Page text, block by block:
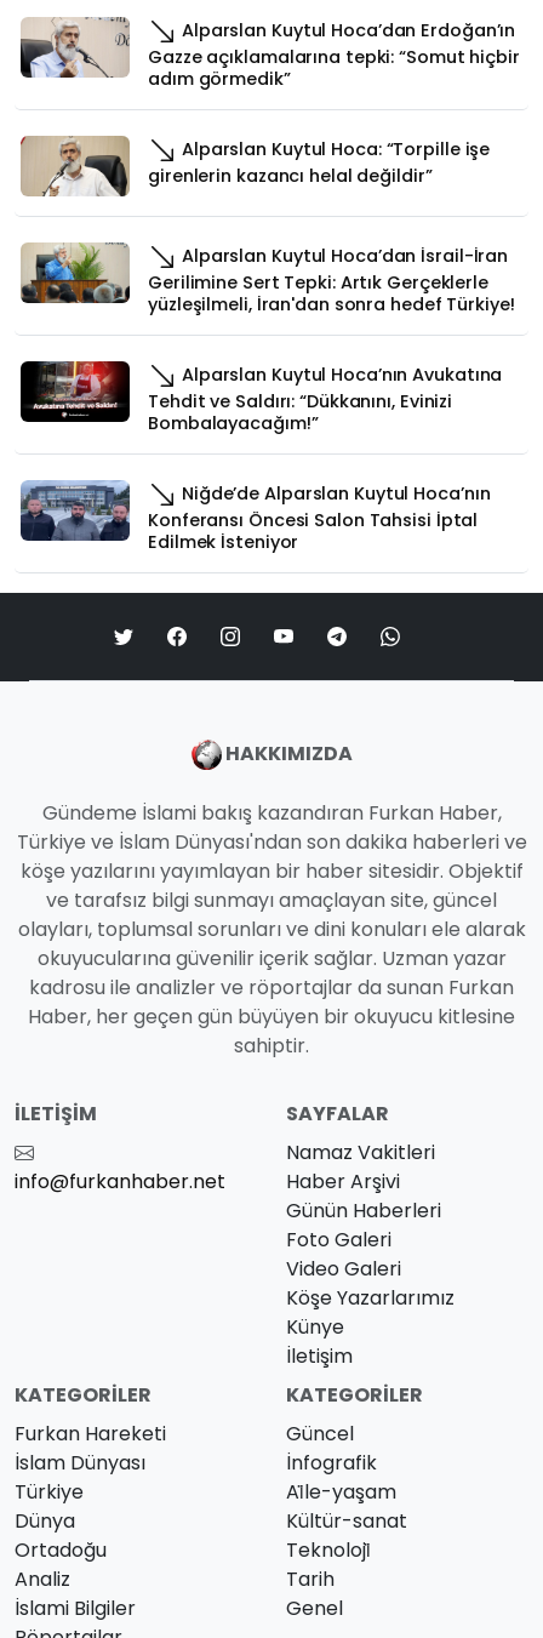
Alparslan Kuytul Hoca’dan Erdoğan’ın
Gazze açıklamalarına tepki: “Somut hiçbir
adım görmedik”
Alparslan Kuytul Hoca: “Torpille işe
girenlerin kazancı helal değildir”
Alparslan Kuytul Hoca’dan İsrail-İran
Gerilimine Sert Tepki: Artık Gerçeklerle
yüzleşilmeli, İran'dan sonra hedef Türkiye!
Alparslan Kuytul Hoca’nın Avukatına
Tehdit ve Saldırı: “Dükkanını, Evinizi
Bombalayacağım!”
Niğde’de Alparslan Kuytul Hoca’nın
Konferansı Öncesi Salon Tahsisi İptal
Edilmek İsteniyor
HAKKIMIZDA
Gündeme İslami bakış kazandıran Furkan Haber,
Türkiye ve İslam Dünyası'ndan son dakika haberleri ve
köşe yazılarını yayımlayan bir haber sitesidir. Objektif
ve tarafsız bilgi sunmayı amaçlayan site, güncel
olayları, toplumsal sorunları ve dini konuları ele alarak
okuyucularına güvenilir içerik sağlar. Uzman yazar
kadrosu ile analizler ve röportajlar da sunan Furkan
Haber, her geçen gün büyüyen bir okuyucu kitlesine
sahiptir.
İLETIŞIM
info@furkanhaber.net
SAYFALAR
Namaz Vakitleri
Haber Arşivi
Günün Haberleri
Foto Galeri
Video Galeri
Köşe Yazarlarımız
Künye
İletişim
KATEGORILER
Furkan Hareketi
İslam Dünyası
Türkiye
Dünya
Ortadoğu
Analiz
İslami Bilgiler
KATEGORILER
Güncel
İnfografik
Ai̇le-yaşam
Kültür-sanat
Teknoloji̇
Tarih
Genel